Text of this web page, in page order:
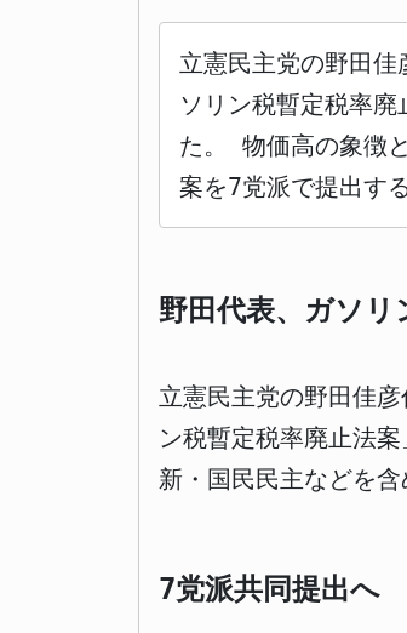
立憲民主党の野田
ソリン税暫定税率
た。 物価高の象徴
案を7党派で提出す
野田代表、ガソ
立憲民主党の野田佳
ン税暫定税率廃止法
新・国民民主などを
7党派共同提出へ